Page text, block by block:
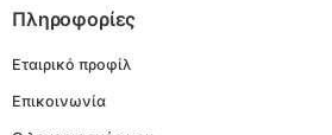
Πληροφορίες
Εταιρικό προφίλ
Επικοινωνία